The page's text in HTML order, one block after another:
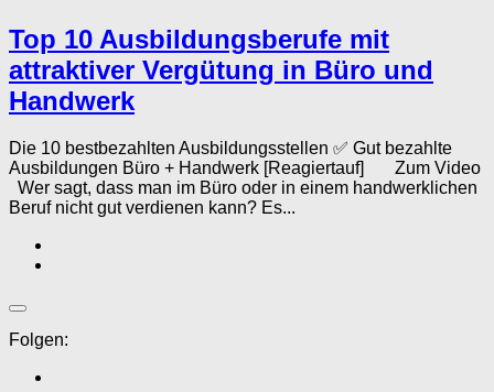
Top 10 Ausbildungsberufe mit
attraktiver Vergütung in Büro und
Handwerk
Die 10 bestbezahlten Ausbildungsstellen ✅ Gut bezahlte
Ausbildungen Büro + Handwerk [Reagiertauf] Zum Video
Wer sagt, dass man im Büro oder in einem handwerklichen
Beruf nicht gut verdienen kann? Es...
Folgen: